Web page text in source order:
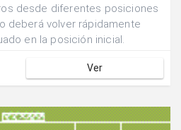
desde diferentes posiciones
deberá volver rápidamente
en la posición inicial.
Ver